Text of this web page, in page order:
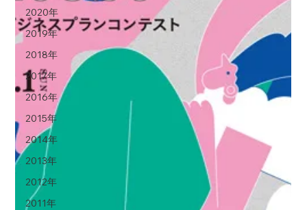
2020年
2019年
2018年
2017年
2016年
2015年
2014年
2013年
2012年
2011年